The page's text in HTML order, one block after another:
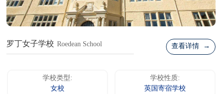
罗丁女子学校 Roedean School 查看详情 →
学校类型:
女校
学校性质:
英国寄宿学校